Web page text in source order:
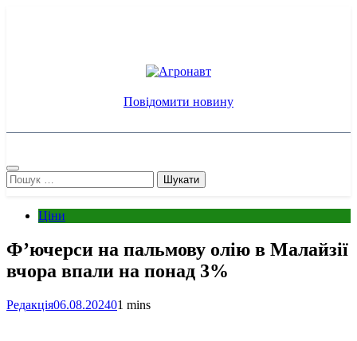
Агронавт
Новини українського агробізнесу
Повідомити новину
Пошук:
Ціни
Ф’ючерси на пальмову олію в Малайзії
вчора впали на понад 3%
Редакція06.08.202401 mins